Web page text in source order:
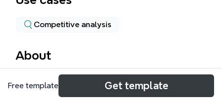
Competitive analysis
About
プレミア マインドマップは、ホビー商品の市場価値
や価格変動を追跡・分析するために設計された専門的
Free template Get template